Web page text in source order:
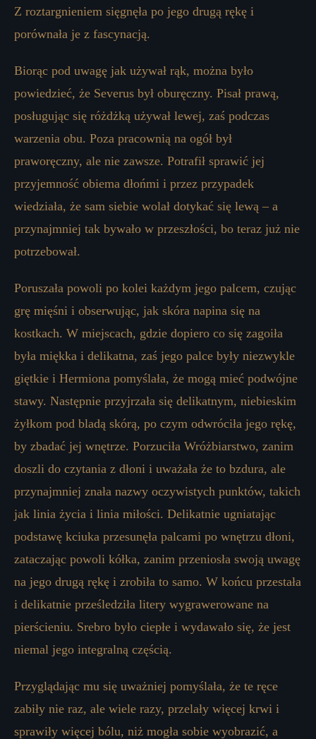
Z roztargnieniem sięgnęła po jego drugą rękę i
porównała je z fascynacją.
Biorąc pod uwagę jak używał rąk, można było
powiedzieć, że Severus był oburęczny. Pisał prawą,
posługując się różdżką używał lewej, zaś podczas
warzenia obu. Poza pracownią na ogół był
praworęczny, ale nie zawsze. Potrafił sprawić jej
przyjemność obiema dłońmi i przez przypadek
wiedziała, że sam siebie wolał dotykać się lewą – a
przynajmniej tak bywało w przeszłości, bo teraz już nie
potrzebował.
Poruszała powoli po kolei każdym jego palcem, czując
grę mięśni i obserwując, jak skóra napina się na
kostkach. W miejscach, gdzie dopiero co się zagoiła
była miękka i delikatna, zaś jego palce były niezwykle
giętkie i Hermiona pomyślała, że ​​mogą mieć podwójne
stawy. Następnie przyjrzała się delikatnym, niebieskim
żyłkom pod bladą skórą, po czym odwróciła jego rękę,
by zbadać jej wnętrze. Porzuciła Wróżbiarstwo, zanim
doszli do czytania z dłoni i uważała że ​​to bzdura, ale
przynajmniej znała nazwy oczywistych punktów, takich
jak linia życia i linia miłości. Delikatnie ugniatając
podstawę kciuka przesunęła palcami po wnętrzu dłoni,
zataczając powoli kółka, zanim przeniosła swoją uwagę
na jego drugą rękę i zrobiła to samo. W końcu przestała
i delikatnie prześledziła litery wygrawerowane na
pierścieniu. Srebro było ciepłe i wydawało się, że jest
niemal jego integralną częścią.
Przyglądając mu się uważniej pomyślała, że ​​te ręce
zabiły nie raz, ale wiele razy, przelały więcej krwi i
sprawiły więcej bólu, niż mogła sobie wyobrazić, a